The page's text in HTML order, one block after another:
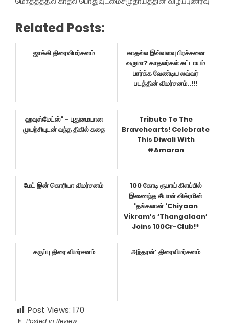
Related Posts:
ஜாக்கி திரைவிமர்சனம்
காதல்ல இவ்வளவு பிரச்சனை
வருமா? காதலர்கள் கட்டாயம்
பார்க்க வேண்டிய லவ்வர்
படத்தின் விமர்சனம்..!!!
ஹவுஸ்மேட்ஸ்" - புதுமையான
முயற்சியுடன் வந்த திகில் கதை
Tribute To The
Bravehearts! Celebrate
This Diwali With
#Amaran
மேட் இன் கொரியா விமர்சனம்
100 கோடி ரூபாய் கிளப்பில்
இணைந்த சீயான் விக்ரமின்
'தங்கலான் 'Chiyaan
Vikram’s ‘Thangalaan’
Joins 100Cr-Club!*
கருப்பு திரை விமர்சனம் அந்தரன்’ திரைவிமர்சனம்
Post Views: 170
Posted in Review